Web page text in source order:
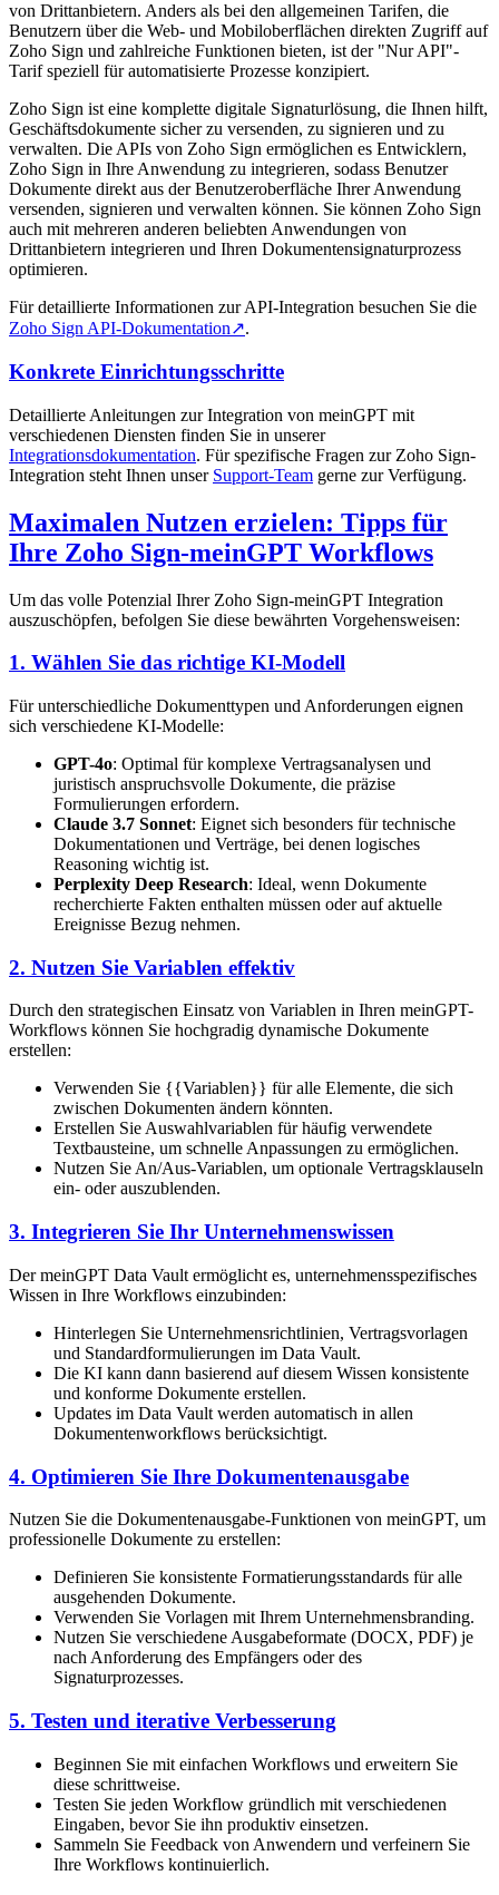
von Drittanbietern. Anders als bei den allgemeinen Tarifen, die
Benutzern über die Web- und Mobiloberflächen direkten Zugriff auf
Zoho Sign und zahlreiche Funktionen bieten, ist der "Nur API"-
Tarif speziell für automatisierte Prozesse konzipiert.
Zoho Sign ist eine komplette digitale Signaturlösung, die Ihnen hilft,
Geschäftsdokumente sicher zu versenden, zu signieren und zu
verwalten. Die APIs von Zoho Sign ermöglichen es Entwicklern,
Zoho Sign in Ihre Anwendung zu integrieren, sodass Benutzer
Dokumente direkt aus der Benutzeroberfläche Ihrer Anwendung
versenden, signieren und verwalten können. Sie können Zoho Sign
auch mit mehreren anderen beliebten Anwendungen von
Drittanbietern integrieren und Ihren Dokumentensignaturprozess
optimieren.
Für detaillierte Informationen zur API-Integration besuchen Sie die
Zoho Sign API-Dokumentation↗.
Konkrete Einrichtungsschritte
Detaillierte Anleitungen zur Integration von meinGPT mit
verschiedenen Diensten finden Sie in unserer
Integrationsdokumentation. Für spezifische Fragen zur Zoho Sign-
Integration steht Ihnen unser Support-Team gerne zur Verfügung.
Maximalen Nutzen erzielen: Tipps für
Ihre Zoho Sign-meinGPT Workflows
Um das volle Potenzial Ihrer Zoho Sign-meinGPT Integration
auszuschöpfen, befolgen Sie diese bewährten Vorgehensweisen:
1. Wählen Sie das richtige KI-Modell
Für unterschiedliche Dokumenttypen und Anforderungen eignen
sich verschiedene KI-Modelle:
GPT-4o: Optimal für komplexe Vertragsanalysen und
juristisch anspruchsvolle Dokumente, die präzise
Formulierungen erfordern.
Claude 3.7 Sonnet: Eignet sich besonders für technische
Dokumentationen und Verträge, bei denen logisches
Reasoning wichtig ist.
Perplexity Deep Research: Ideal, wenn Dokumente
recherchierte Fakten enthalten müssen oder auf aktuelle
Ereignisse Bezug nehmen.
2. Nutzen Sie Variablen effektiv
Durch den strategischen Einsatz von Variablen in Ihren meinGPT-
Workflows können Sie hochgradig dynamische Dokumente
erstellen:
Verwenden Sie {{Variablen}} für alle Elemente, die sich
zwischen Dokumenten ändern könnten.
Erstellen Sie Auswahlvariablen für häufig verwendete
Textbausteine, um schnelle Anpassungen zu ermöglichen.
Nutzen Sie An/Aus-Variablen, um optionale Vertragsklauseln
ein- oder auszublenden.
3. Integrieren Sie Ihr Unternehmenswissen
Der meinGPT Data Vault ermöglicht es, unternehmensspezifisches
Wissen in Ihre Workflows einzubinden:
Hinterlegen Sie Unternehmensrichtlinien, Vertragsvorlagen
und Standardformulierungen im Data Vault.
Die KI kann dann basierend auf diesem Wissen konsistente
und konforme Dokumente erstellen.
Updates im Data Vault werden automatisch in allen
Dokumentenworkflows berücksichtigt.
4. Optimieren Sie Ihre Dokumentenausgabe
Nutzen Sie die Dokumentenausgabe-Funktionen von meinGPT, um
professionelle Dokumente zu erstellen:
Definieren Sie konsistente Formatierungsstandards für alle
ausgehenden Dokumente.
Verwenden Sie Vorlagen mit Ihrem Unternehmensbranding.
Nutzen Sie verschiedene Ausgabeformate (DOCX, PDF) je
nach Anforderung des Empfängers oder des
Signaturprozesses.
5. Testen und iterative Verbesserung
Beginnen Sie mit einfachen Workflows und erweitern Sie
diese schrittweise.
Testen Sie jeden Workflow gründlich mit verschiedenen
Eingaben, bevor Sie ihn produktiv einsetzen.
Sammeln Sie Feedback von Anwendern und verfeinern Sie
Ihre Workflows kontinuierlich.